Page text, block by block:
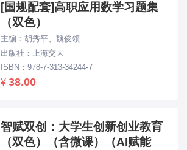
[国规配套]高职应用数学习题集
（双色）
主编：胡秀平、魏俊领
出版社：上海交大
ISBN：978-7-313-34244-7
¥38.00
智赋双创：大学生创新创业教育
（双色）（含微课）（AI赋能